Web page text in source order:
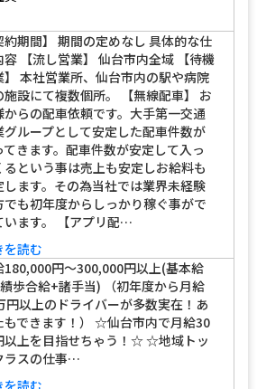
約期間】 期間の定めなし 具体的な仕
容 【流し営業】 仙台市内全域 【待機
】 本社営業所、仙台市内の駅や病院
施設にて複数個所。 【無線配車】 お
からの配車依頼です。大手第一交通
グループとして安定した配車件数が
てきます。配車件数が安定して入っ
るという事は売上も安定しお給料も
します。その為当社では業界未経験
でも初年度からしっかり稼ぐ事がで
います。 【アプリ配…
を読む
180,000円～300,000円以上(基本給
歩合給+諸手当) （初年度から月給
円以上のドライバーが多数実在！あ
もできます！） ☆仙台市内で月給30
以上を目指せちゃう！☆ ☆地域トッ
ラスの仕事…
を読む